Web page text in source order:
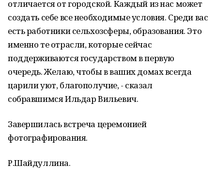
отличается от городской. Каждый из нас может
создать себе все необходимые условия. Среди вас
есть работники сельхозсферы, образования. Это
именно те отрасли, которые сейчас
поддерживаются государством в первую
очередь. Желаю, чтобы в ваших домах всегда
царили уют, благополучие, - сказал
собравшимся Ильдар Вильевич.
Завершилась встреча церемонией
фотографирования.
Р.Шайдуллина.